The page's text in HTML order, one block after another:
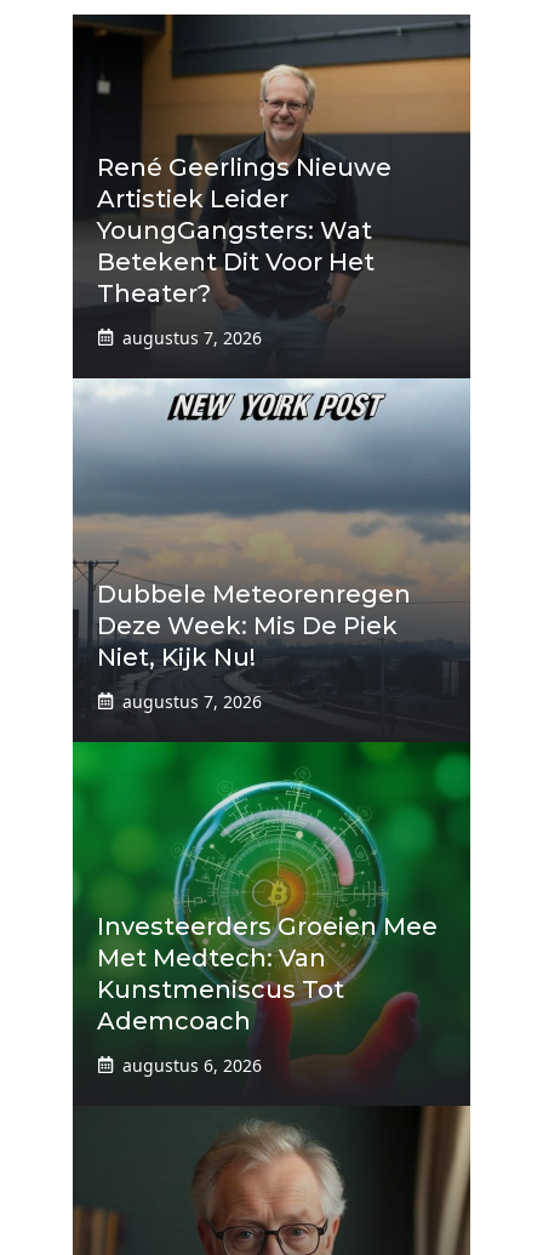
René Geerlings Nieuwe
Artistiek Leider
YoungGangsters: Wat
Betekent Dit Voor Het
Theater?
augustus 7, 2026
Dubbele Meteorenregen
Deze Week: Mis De Piek
Niet, Kijk Nu!
augustus 7, 2026
Investeerders Groeien Mee
Met Medtech: Van
Kunstmeniscus Tot
Ademcoach
augustus 6, 2026